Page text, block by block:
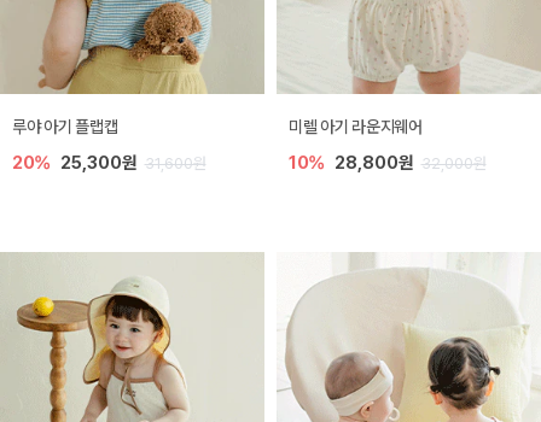
루야 아기 플랩캡
20% 25,300원 31,600원
미렐 아기 라운지웨어
10% 28,800원 32,000원